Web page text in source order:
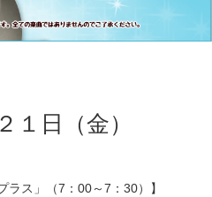
１日（金）
ラス」（7：00～7：30）】